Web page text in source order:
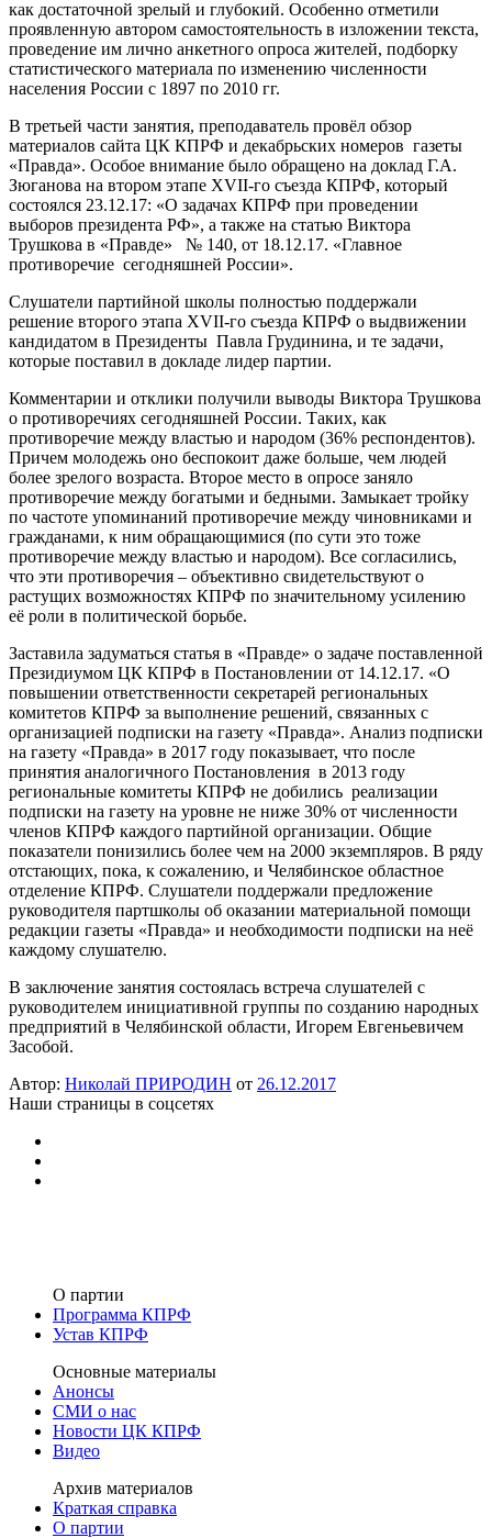
как достаточной зрелый и глубокий. Особенно отметили
проявленную автором самостоятельность в изложении текста,
проведение им лично анкетного опроса жителей, подборку
статистического материала по изменению численности
населения России с 1897 по 2010 гг.
В третьей части занятия, преподаватель провёл обзор
материалов сайта ЦК КПРФ и декабрьских номеров газеты
«Правда». Особое внимание было обращено на доклад Г.А.
Зюганова на втором этапе XVII-го съезда КПРФ, который
состоялся 23.12.17: «О задачах КПРФ при проведении
выборов президента РФ», а также на статью Виктора
Трушкова в «Правде» № 140, от 18.12.17. «Главное
противоречие сегодняшней России».
Слушатели партийной школы полностью поддержали
решение второго этапа XVII-го съезда КПРФ о выдвижении
кандидатом в Президенты Павла Грудинина, и те задачи,
которые поставил в докладе лидер партии.
Комментарии и отклики получили выводы Виктора Трушкова
о противоречиях сегодняшней России. Таких, как
противоречие между властью и народом (36% респондентов).
Причем молодежь оно беспокоит даже больше, чем людей
более зрелого возраста. Второе место в опросе заняло
противоречие между богатыми и бедными. Замыкает тройку
по частоте упоминаний противоречие между чиновниками и
гражданами, к ним обращающимися (по сути это тоже
противоречие между властью и народом). Все согласились,
что эти противоречия – объективно свидетельствуют о
растущих возможностях КПРФ по значительному усилению
её роли в политической борьбе.
Заставила задуматься статья в «Правде» о задаче поставленной
Президиумом ЦК КПРФ в Постановлении от 14.12.17. «О
повышении ответственности секретарей региональных
комитетов КПРФ за выполнение решений, связанных с
организацией подписки на газету «Правда». Анализ подписки
на газету «Правда» в 2017 году показывает, что после
принятия аналогичного Постановления в 2013 году
региональные комитеты КПРФ не добились реализации
подписки на газету на уровне не ниже 30% от численности
членов КПРФ каждого партийной организации. Общие
показатели понизились более чем на 2000 экземпляров. В ряду
отстающих, пока, к сожалению, и Челябинское областное
отделение КПРФ. Слушатели поддержали предложение
руководителя партшколы об оказании материальной помощи
редакции газеты «Правда» и необходимости подписки на неё
каждому слушателю.
В заключение занятия состоялась встреча слушателей с
руководителем инициативной группы по созданию народных
предприятий в Челябинской области, Игорем Евгеньевичем
Засобой.
Автор: Николай ПРИРОДИН от 26.12.2017
Наши страницы в соцсетях
О партии
Программа КПРФ
Устав КПРФ
Основные материалы
Анонсы
СМИ о нас
Новости ЦК КПРФ
Видео
Архив материалов
Краткая справка
О партии